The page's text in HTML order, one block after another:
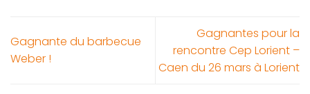
Gagnante du barbecue
Weber !
Gagnantes pour la
rencontre Cep Lorient –
Caen du 26 mars à Lorient